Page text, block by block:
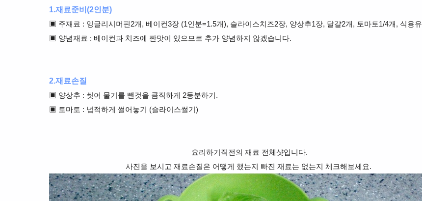
1.재료준비(2인분)
▣ 주재료 : 잉글리시머핀2개, 베이컨3장 (1인분=1.5개), 슬라이스치즈2장, 양상추1장, 달걀2개, 토마토1/4개, 식용유
▣ 양념재료 : 베이컨과 치즈에 짠맛이 있으므로 추가 양념하지 않겠습니다.
2.재료손질
▣ 양상추 : 씻어 물기를 뺀것을 큼직하게 2등분하기.
▣ 토마토 : 넙적하게 썰어놓기 (슬라이스썰기)
요리하기직전의 재료 전체샷입니다.
사진을 보시고 재료손질은 어떻게 했는지 빠진 재료는 없는지 체크해보세요.